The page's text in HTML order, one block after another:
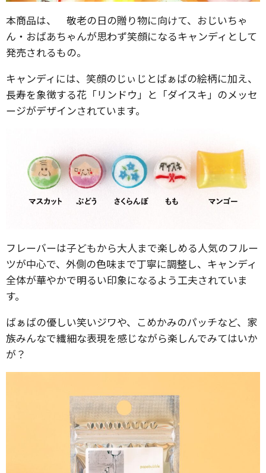
本商品は、 敬老の日の贈り物に向けて、おじいちゃ
ん・おばあちゃんが思わず笑顔になるキャンディとして
発売されるもの。
キャンディには、笑顔のじぃじとばぁばの絵柄に加え、
長寿を象徴する花「リンドウ」と「ダイスキ」のメッセ
ージがデザインされています。
フレーバーは子どもから大人まで楽しめる人気のフルー
ツが中心で、外側の色味まで丁寧に調整し、キャンディ
全体が華やかで明るい印象になるよう工夫されていま
す。
ばぁばの優しい笑いジワや、こめかみのパッチなど、家
族みんなで繊細な表現を感じながら楽しんでみてはいか
が？